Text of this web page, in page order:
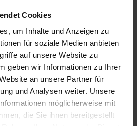
Cookies
um Inhalte und Anzeigen zu
für soziale Medien anbieten
auf unsere Website zu
geben wir Informationen zu Ihrer
an unsere Partner für
und Analysen weiter. Unsere
möglicherweise mit
die Sie ihnen bereitgestellt
& Zahlung